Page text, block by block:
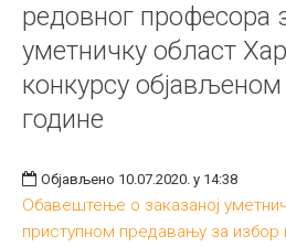
Издаваштво
Библиотека
редовног професора
уметничку област
конкурсу
године
Објављено 10.07.2020. у 14:38
Обавештење о заказаној
приступном предавању за избор